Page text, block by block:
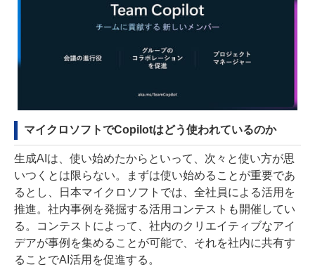
マイクロソフトでCopilotはどう使われているのか
生成AIは、使い始めたからといって、次々と使い方が思
いつくとは限らない。まずは使い始めることが重要であ
るとし、日本マイクロソフトでは、全社員による活用を
推進。社内事例を発掘する活用コンテストも開催してい
る。コンテストによって、社内のクリエイティブなアイ
デアが事例を集めることが可能で、それを社内に共有す
ることでAI活用を促進する。